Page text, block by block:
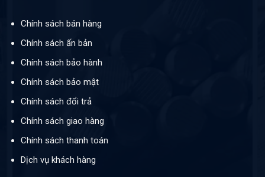
Chính sách bán hàng
Chính sách ấn bản
Chính sách bảo hành
Chính sách bảo mật
Chính sách đổi trả
Chính sách giao hàng
Chính sách thanh toán
Dịch vụ khách hàng